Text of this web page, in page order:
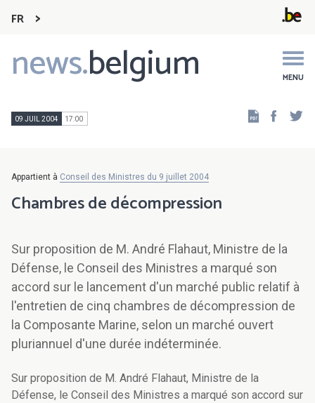
FR
news.belgium MENU
Main
navigation
09 JUIL 2004 17:00
Appartient à Conseil des Ministres du 9 juillet 2004
Chambres de décompression
Sur proposition de M. André Flahaut, Ministre de la
Défense, le Conseil des Ministres a marqué son
accord sur le lancement d'un marché public relatif à
l'entretien de cinq chambres de décompression de
la Composante Marine, selon un marché ouvert
pluriannuel d'une durée indéterminée.
Sur proposition de M. André Flahaut, Ministre de la
Défense, le Conseil des Ministres a marqué son accord sur